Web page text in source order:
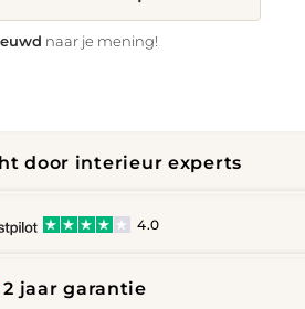
naar je mening!
door interieur experts
4.0
2 jaar garantie